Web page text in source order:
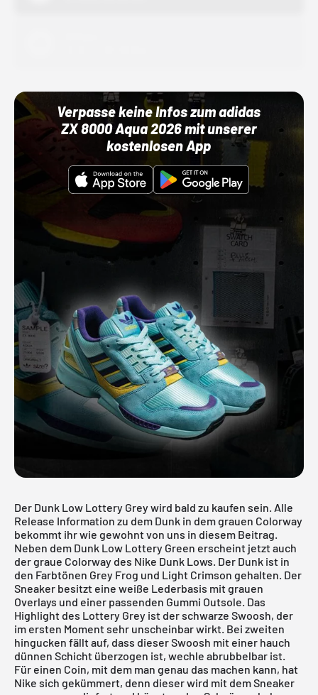
Verpasse keine Infos zum adidas
ZX 8000 Aqua 2026 mit unserer
kostenlosen App
Der Dunk Low Lottery Grey wird bald zu kaufen sein. Alle
Release Information zu dem Dunk in dem grauen Colorway
bekommt ihr wie gewohnt von uns in diesem Beitrag.
Neben dem Dunk Low Lottery Green erscheint jetzt auch
der graue Colorway des Nike Dunk Lows. Der Dunk ist in
den Farbtönen Grey Frog und Light Crimson gehalten. Der
Sneaker besitzt eine weiße Lederbasis mit grauen
Overlays und einer passenden Gummi Outsole. Das
Highlight des Lottery Grey ist der schwarze Swoosh, der
im ersten Moment sehr unscheinbar wirkt. Bei zweiten
hingucken fällt auf, dass dieser Swoosh mit einer hauch
dünnen Schicht überzogen ist, wechle abrubbelbar ist.
Für einen Coin, mit dem man genau das machen kann, hat
Nike sich gekümmert, denn dieser wird mit dem Sneaker